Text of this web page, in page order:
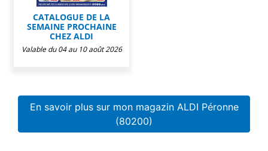
CATALOGUE DE LA
SEMAINE PROCHAINE
CHEZ ALDI
Valable du 04 au 10 août 2026
En savoir plus sur mon magazin ALDI Péronne
(80200)